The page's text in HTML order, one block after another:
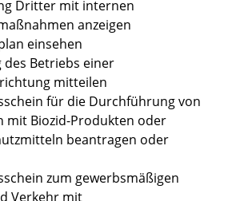
Dritter mit internen
anzeigen
einsehen
des Betriebs einer
mitteilen
für die Durchführung von
mit Biozid-Produkten oder
beantragen oder
zum gewerbsmäßigen
Verkehr mit